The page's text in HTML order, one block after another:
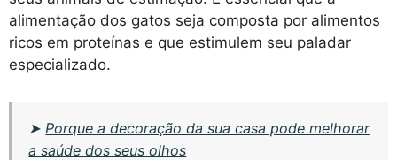
alimentação dos gatos seja composta por alimentos
ricos em proteínas e que estimulem seu paladar
especializado.
➤ Porque a decoração da sua casa pode melhorar
a saúde dos seus olhos